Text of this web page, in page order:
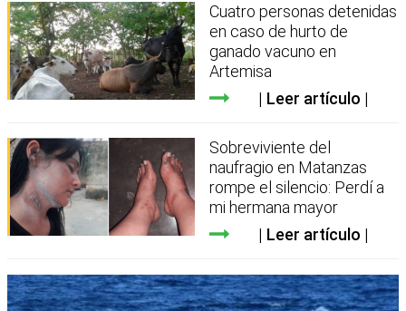
Cuatro personas detenidas
en caso de hurto de
ganado vacuno en
Artemisa
Leer artículo
Sobreviviente del
naufragio en Matanzas
rompe el silencio: Perdí a
mi hermana mayor
Leer artículo